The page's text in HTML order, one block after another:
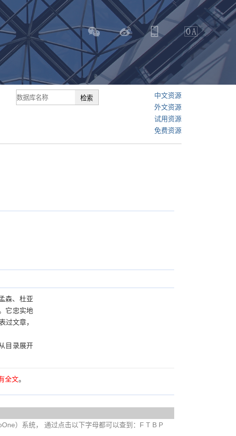
中文资源
外文资源
试用资源
免费资源
森、杜亚
它忠实地
过文章，
目录展开
全文。
）系统， 通过点击以下字母都可以查到：F T B P